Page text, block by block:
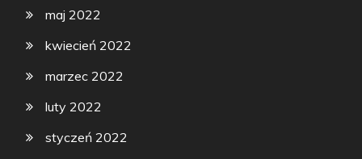
maj 2022
kwiecień 2022
marzec 2022
luty 2022
styczeń 2022